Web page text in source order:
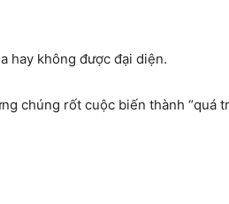
hay không được đại diện.
chúng rốt cuộc biến thành “quá